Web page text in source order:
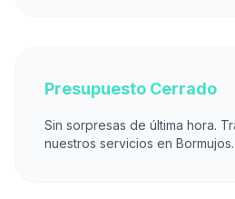
Presupuesto Cerrado
Sin sorpresas de última hora.
nuestros servicios en Bormujos.